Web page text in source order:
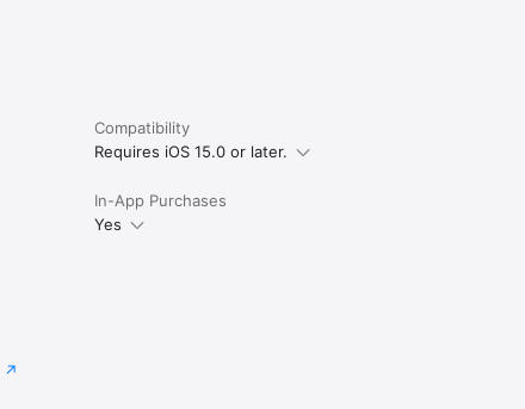
Compatibility
Requires iOS 15.0 or later.
In-App Purchases
Yes